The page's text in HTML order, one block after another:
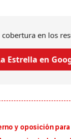
en los
Estrella en
y oposición